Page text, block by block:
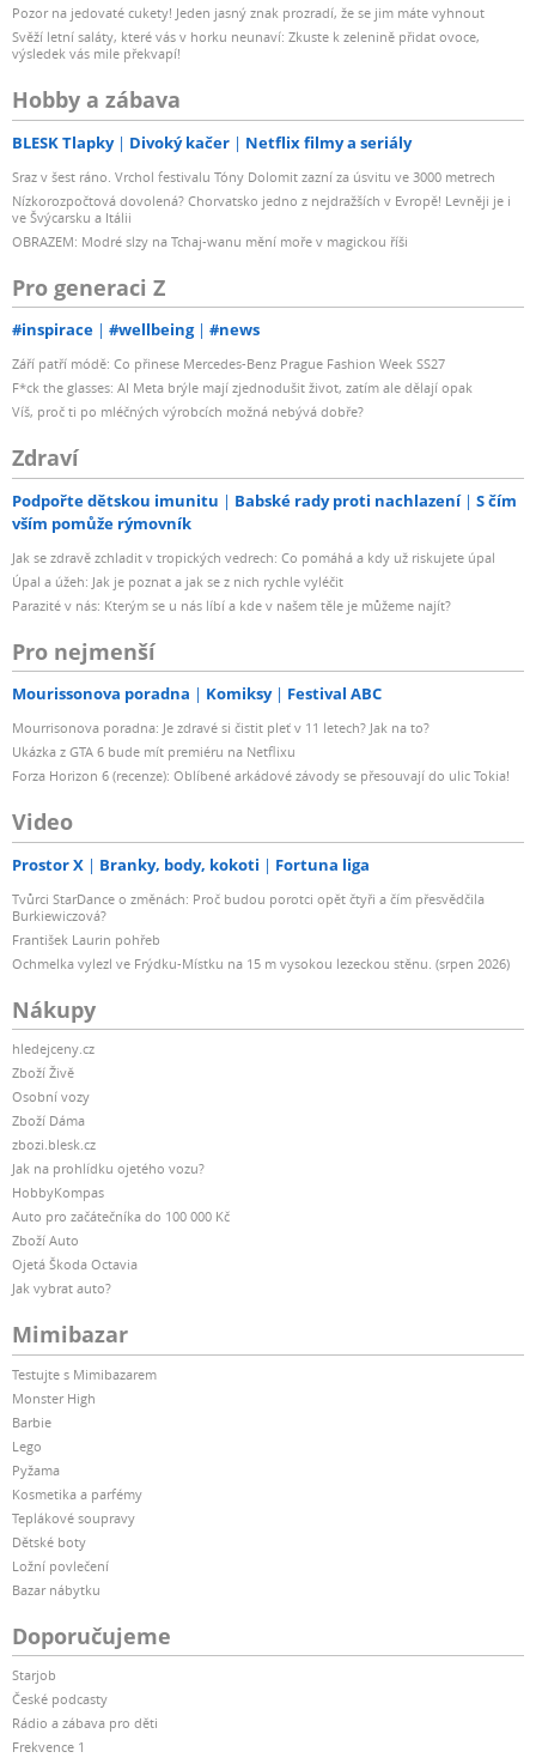
Pozor na jedovaté cukety! Jeden jasný znak prozradí, že se jim máte vyhnout
Svěží letní saláty, které vás v horku neunaví: Zkuste k zelenině přidat ovoce,
výsledek vás mile překvapí!
Hobby a zábava
BLESK Tlapky Divoký kačer Netflix filmy a seriály
Sraz v šest ráno. Vrchol festivalu Tóny Dolomit zazní za úsvitu ve 3000 metrech
Nízkorozpočtová dovolená? Chorvatsko jedno z nejdražších v Evropě! Levněji je i
ve Švýcarsku a Itálii
OBRAZEM: Modré slzy na Tchaj-wanu mění moře v magickou říši
Pro generaci Z
#inspirace #wellbeing #news
Září patří módě: Co přinese Mercedes-Benz Prague Fashion Week SS27
F*ck the glasses: AI Meta brýle mají zjednodušit život, zatím ale dělají opak
Víš, proč ti po mléčných výrobcích možná nebývá dobře?
Zdraví
Podpořte dětskou imunitu Babské rady proti nachlazení
S čím
vším pomůže rýmovník
Jak se zdravě zchladit v tropických vedrech: Co pomáhá a kdy už riskujete úpal
Úpal a úžeh: Jak je poznat a jak se z nich rychle vyléčit
Parazité v nás: Kterým se u nás líbí a kde v našem těle je můžeme najít?
Pro nejmenší
Mourissonova poradna Komiksy Festival ABC
Mourrisonova poradna: Je zdravé si čistit pleť v 11 letech? Jak na to?
Ukázka z GTA 6 bude mít premiéru na Netflixu
Forza Horizon 6 (recenze): Oblíbené arkádové závody se přesouvají do ulic Tokia!
Video
Prostor X Branky, body, kokoti Fortuna liga
Tvůrci StarDance o změnách: Proč budou porotci opět čtyři a čím přesvědčila
Burkiewiczová?
František Laurin pohřeb
Ochmelka vylezl ve Frýdku-Místku na 15 m vysokou lezeckou stěnu. (srpen 2026)
Nákupy
hledejceny.cz
Zboží Živě
Osobní vozy
Zboží Dáma
zbozi.blesk.cz
Jak na prohlídku ojetého vozu?
HobbyKompas
Auto pro začátečníka do 100 000 Kč
Zboží Auto
Ojetá Škoda Octavia
Jak vybrat auto?
Mimibazar
Testujte s Mimibazarem
Monster High
Barbie
Lego
Pyžama
Kosmetika a parfémy
Teplákové soupravy
Dětské boty
Ložní povlečení
Bazar nábytku
Doporučujeme
Starjob
České podcasty
Rádio a zábava pro děti
Frekvence 1